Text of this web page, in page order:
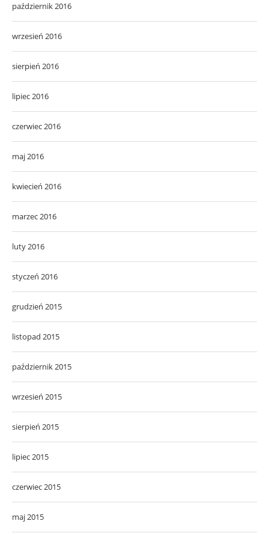
październik 2016
wrzesień 2016
sierpień 2016
lipiec 2016
czerwiec 2016
maj 2016
kwiecień 2016
marzec 2016
luty 2016
styczeń 2016
grudzień 2015
listopad 2015
październik 2015
wrzesień 2015
sierpień 2015
lipiec 2015
czerwiec 2015
maj 2015